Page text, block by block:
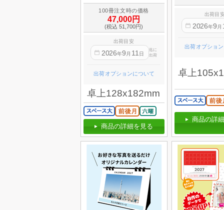
100冊注文時の価格
47,000円
(税込 51,700円)
出荷目安
2026年9 月 11 日
迄に
出荷
出荷オプションについて
卓上128x182mm
商品の詳細を見る
出荷目
2026年9 月
出荷オプショ
卓上
商品の詳